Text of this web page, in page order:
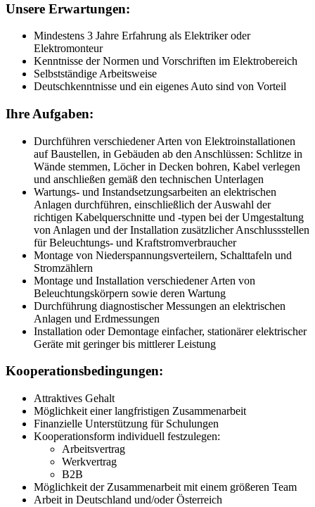
Unsere Erwartungen:
Mindestens 3 Jahre Erfahrung als Elektriker oder
Elektromonteur
Kenntnisse der Normen und Vorschriften im Elektrobereich
Selbstständige Arbeitsweise
Deutschkenntnisse und ein eigenes Auto sind von Vorteil
Ihre Aufgaben:
Durchführen verschiedener Arten von Elektroinstallationen
auf Baustellen, in Gebäuden ab den Anschlüssen: Schlitze in
Wände stemmen, Löcher in Decken bohren, Kabel verlegen
und anschließen gemäß den technischen Unterlagen
Wartungs- und Instandsetzungsarbeiten an elektrischen
Anlagen durchführen, einschließlich der Auswahl der
richtigen Kabelquerschnitte und -typen bei der Umgestaltung
von Anlagen und der Installation zusätzlicher Anschlussstellen
für Beleuchtungs- und Kraftstromverbraucher
Montage von Niederspannungsverteilern, Schalttafeln und
Stromzählern
Montage und Installation verschiedener Arten von
Beleuchtungskörpern sowie deren Wartung
Durchführung diagnostischer Messungen an elektrischen
Anlagen und Erdmessungen
Installation oder Demontage einfacher, stationärer elektrischer
Geräte mit geringer bis mittlerer Leistung
Kooperationsbedingungen:
Attraktives Gehalt
Möglichkeit einer langfristigen Zusammenarbeit
Finanzielle Unterstützung für Schulungen
Kooperationsform individuell festzulegen:
Arbeitsvertrag
Werkvertrag
B2B
Möglichkeit der Zusammenarbeit mit einem größeren Team
Arbeit in Deutschland und/oder Österreich